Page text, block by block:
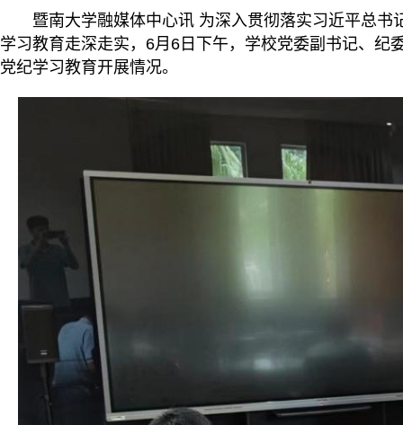
暨南大学融媒体中心讯 为深入贯彻落实习近平总
学习教育走深走实，6月6日下午，学校党委副书记、纪
党纪学习教育开展情况。